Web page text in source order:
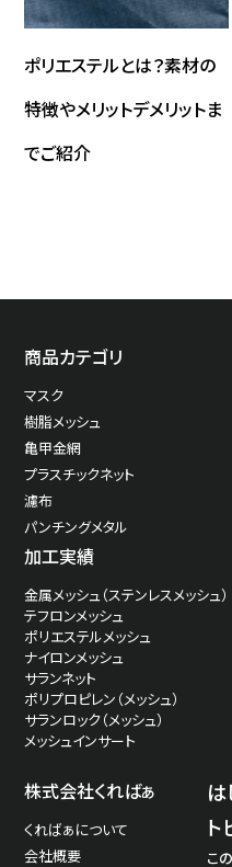
ポリエステルとは？素材の
特徴やメリットデメリットま
でご紹介
商品カテゴリ
マスク
樹脂メッシュ
亀甲金網
プラスチックネット
濾布
パンチングメタル
加工実績
金属メッシュ（ステンレスメッシュ）
テフロンメッシュ
ポリエステルメッシュ
ナイロンメッシュ
サランネット
ポリプロピレン（メッシュ）
サランロック（メッシュ）
メッシュインサート
株式会社くればぁ
くればぁについて
会社概要
ト
こ